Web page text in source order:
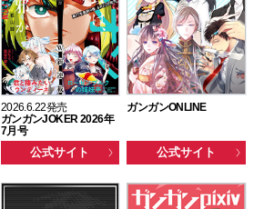
2026.6.22発売
ガンガンJOKER 2026年
7月号
公式サイト
ガンガンONLINE
公式サイト